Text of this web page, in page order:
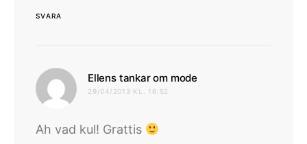
SVARA
Ellens tankar om mode
29/04/2013 KL. 16:52
Ah vad kul! Grattis